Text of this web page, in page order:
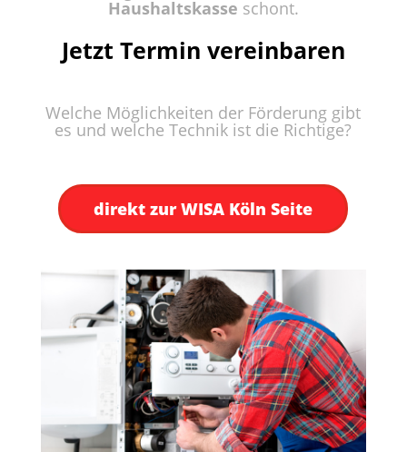
Haushaltskasse schont.
Jetzt Termin vereinbaren
Welche Möglichkeiten der Förderung gibt
es und welche Technik ist die Richtige?
direkt zur WISA Köln Seite